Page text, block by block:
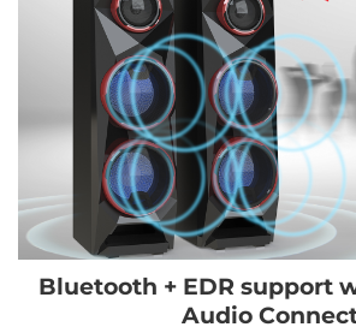
Bluetooth + EDR support
Audio